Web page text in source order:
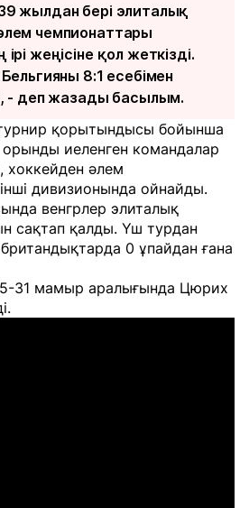
жылдан бері элиталық
чемпионаттары
жеңісіне қол жеткізді.
8:1 есебімен
- деп жазады басылым.
турнир қорытындысы бойынша
орынды иеленген командалар
хоккейден әлем
дивизионында ойнайды.
венгрлер элиталық
сақтап қалды. Үш турдан
0 ұпайдан ғана
31 мамыр аралығында Цюрих